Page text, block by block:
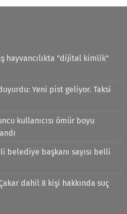
hayvancılıkta "dijital kimlik"
Yeni pist geliyor. Taksi
kullanıcısı ömür boyu
belediye başkanı sayısı belli
dahil 8 kişi hakkında suç